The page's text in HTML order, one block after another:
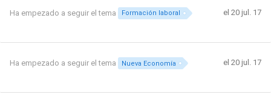
Ha empezado a seguir el tema Formación laboral el 20 jul. 17
Ha empezado a seguir el tema Nueva Economía el 20 jul. 17